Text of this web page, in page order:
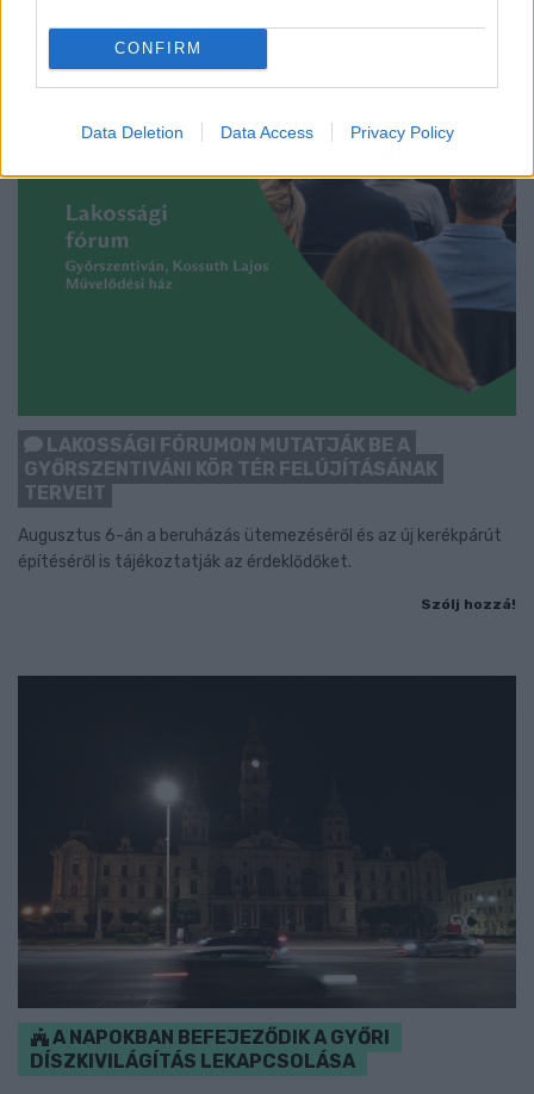
CONFIRM
Data Deletion Data Access Privacy Policy
LAKOSSÁGI FÓRUMON MUTATJÁK BE A
GYŐRSZENTIVÁNI KÖR TÉR FELÚJÍTÁSÁNAK
TERVEIT
Augusztus 6-án a beruházás ütemezéséről és az új kerékpárút
építéséről is tájékoztatják az érdeklődőket.
Szólj hozzá!
A NAPOKBAN BEFEJEZŐDIK A GYŐRI
DÍSZKIVILÁGÍTÁS LEKAPCSOLÁSA